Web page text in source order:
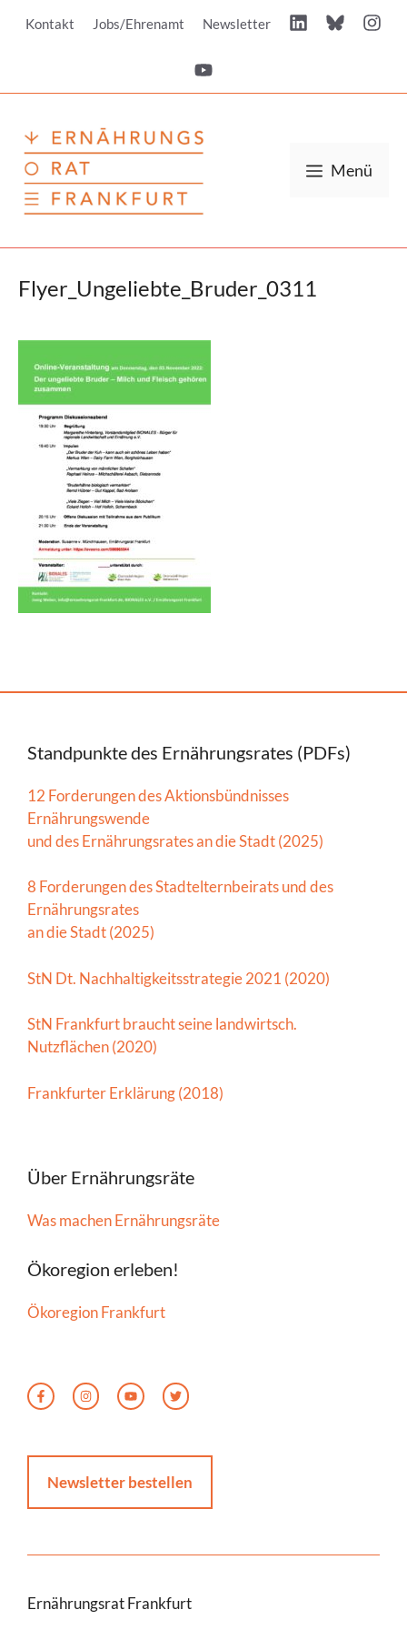
InhaltKontakt Jobs/Ehrenamt Newsletter
Menü
Flyer_Ungeliebte_Bruder_0311
Standpunkte des Ernährungsrates (PDFs)
12 Forderungen des Aktionsbündnisses
Ernährungswende
und des Ernährungsrates an die Stadt (2025)
8 Forderungen des Stadtelternbeirats und des
Ernährungsrates
an die Stadt (2025)
StN Dt. Nachhaltigkeitsstrategie 2021 (2020)
StN Frankfurt braucht seine landwirtsch.
Nutzflächen (2020)
Frankfurter Erklärung (2018)
Über Ernährungsräte
Was machen Ernährungsräte
Ökoregion erleben!
Ökoregion Frankfurt
Newsletter bestellen
Ernährungsrat Frankfurt